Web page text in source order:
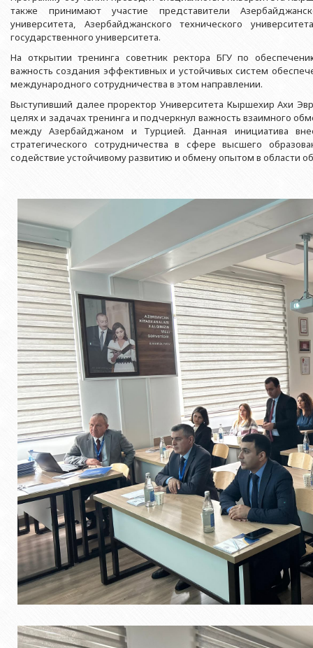
Выпускники БГУ
Почетные доктора
Образование в БГУ
Перечень специальностей
Знаменательные даты в истории БГУ
Отдел протокола
Служба психологической помощи
Культурно-творческий центр
Спортивно-оздоровительный
Университетская газета
Типография
Издательство
Филологический
Факультет
Юридический
Факультет
Факультет
Факультет
Факультет
Азербайджанской
Юридическое
Юридическое
Юридическое
Азербайджанской
Юридическое
и образования
также принимают участие представители
университета, Азербайджанского технического
государственного университета.
На открытии тренинга советник ректора БГУ по
важность создания эффективных и устойчивых систем
международного сотрудничества в этом направлении.
Выступивший далее проректор Университета Кыршехир Ахи
целях и задачах тренинга и подчеркнул важность взаимного
между Азербайджаном и Турцией. Данная инициатива
стратегического сотрудничества в сфере высшего
содействие устойчивому развитию и обмену опытом в области